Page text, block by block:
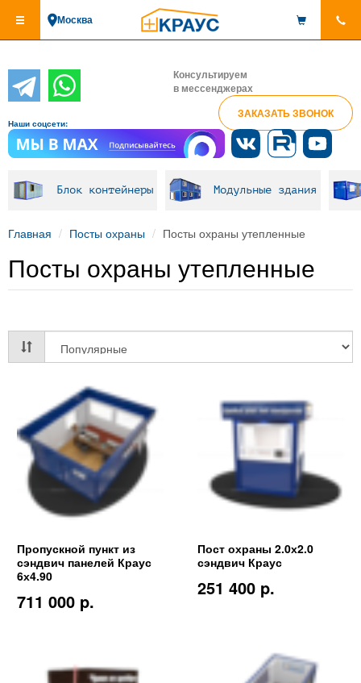
основному
Москва
Консультируем
в мессенджерах
ЗАКАЗАТЬ ЗВОНОК
Наши соцсети:
Блок контейнеры Модульные здания
Главная Посты охраны Посты охраны утепленные
Посты охраны утепленные
Пропускной пункт из
сэндвич панелей Краус
6х4.90
711 000 p.
Пост охраны 2.0х2.0
сэндвич Краус
251 400 p.